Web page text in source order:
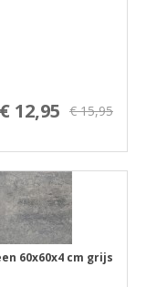
€ 12,95 € 15,95
60x60x4 cm grijs